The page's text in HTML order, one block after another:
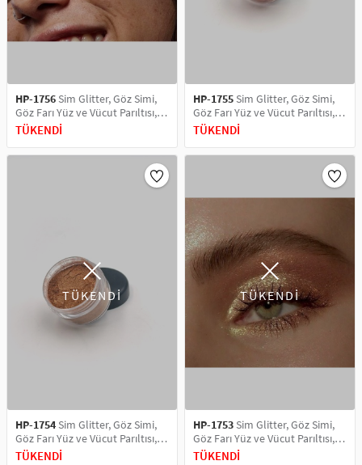
HP-1756 Sim Glitter, Göz Simi,
Göz Farı Yüz ve Vücut Parıltısı,
Party Glitter Makyaj Simi 5 ML
TÜKENDİ
HP-1755 Sim Glitter, Göz Simi,
Göz Farı Yüz ve Vücut Parıltısı,
Party Glitter Makyaj Simi 5 ML
TÜKENDİ
TÜKENDİ
HP-1754 Sim Glitter, Göz Simi,
Göz Farı Yüz ve Vücut Parıltısı,
Party Glitter Makyaj Simi 5 ML
TÜKENDİ
TÜKENDİ
HP-1753 Sim Glitter, Göz Simi,
Göz Farı Yüz ve Vücut Parıltısı,
Party Glitter Makyaj Simi 5 ML
TÜKENDİ